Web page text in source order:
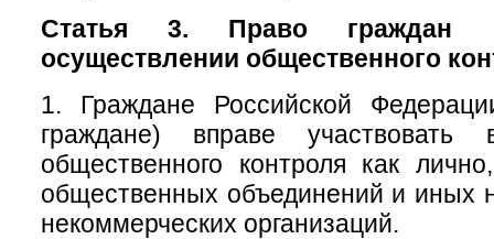
Статья 3. Право граждан
осуществлении общественного
1. Граждане Российской
граждане) вправе участвовать
общественного контроля как
общественных объединений и иных
некоммерческих организаций.